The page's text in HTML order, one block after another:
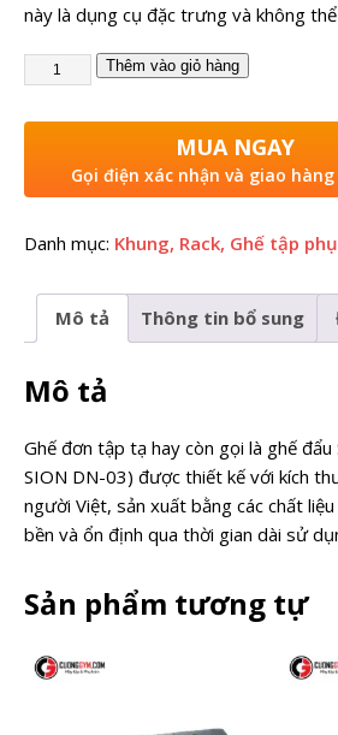
này là dụng cụ đặc trưng và không
Thêm vào giỏ hàng
MUA NGAY
Gọi điện xác nhận và giao
Danh mục: Khung, Rack, Ghế tập
Mô tả Thông tin bổ sung
Mô tả
Ghế đơn tập tạ hay còn gọi là ghế đẩu
SION DN-03) được thiết kế với kích
người Việt, sản xuất bằng các chất
bền và ổn định qua thời gian dài sử
Sản phẩm tương tự